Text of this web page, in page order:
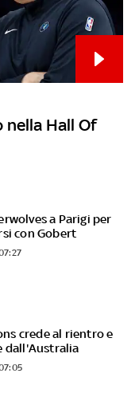
Hall Of
a Parigi per
con Gobert
crede al rientro e
dall'Australia